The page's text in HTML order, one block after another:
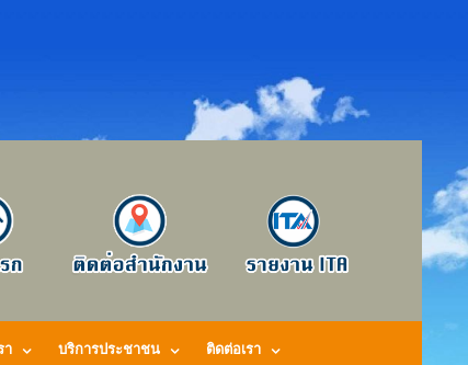
า บริการประชาชน ติดต่อเรา